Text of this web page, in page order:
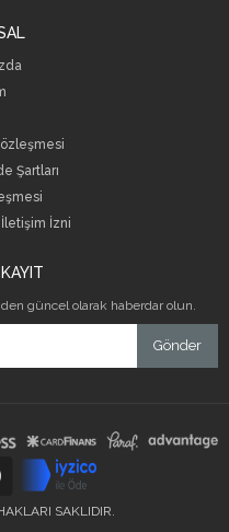
Şartları
İzni
güncel olarak haberdar olun.
Gönder
SAKLIDIR.